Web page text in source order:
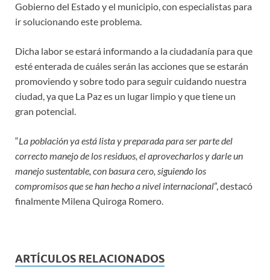
Gobierno del Estado y el municipio, con especialistas para
ir solucionando este problema.
Dicha labor se estará informando a la ciudadanía para que
esté enterada de cuáles serán las acciones que se estarán
promoviendo y sobre todo para seguir cuidando nuestra
ciudad, ya que La Paz es un lugar limpio y que tiene un
gran potencial.
“La población ya está lista y preparada para ser parte del
correcto manejo de los residuos, el aprovecharlos y darle un
manejo sustentable, con basura cero, siguiendo los
compromisos que se han hecho a nivel internacional”, destacó
finalmente Milena Quiroga Romero.
ARTÍCULOS RELACIONADOS